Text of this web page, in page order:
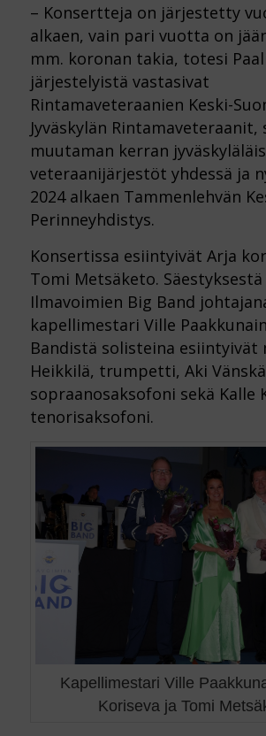
– Konsertteja on järjestetty
alkaen, vain pari vuotta on
mm. koronan takia, totesi
järjestelyistä vastasivat
Rintamaveteraanien Keski-
Jyväskylän Rintamaveteraanit,
muutaman kerran
veteraanijärjestöt yhdessä ja
2024 alkaen Tammenlehvän
Perinneyhdistys.
Konsertissa esiintyivät Arja
Tomi Metsäketo.
Ilmavoimien Big Band
kapellimestari Ville
Bandistä solisteina esiintyivät
Heikkilä, trumpetti, Aki
sopraanosaksofoni sekä Kalle
tenorisaksofoni.
Kapellimestari Ville
Koriseva ja Tomi